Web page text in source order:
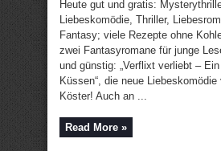
Heute gut und gratis:
Liebeskomödie, Thriller,
Fantasy; viele Rezepte ohne
zwei Fantasyromane für junge
und günstig: „Verflixt verliebt –
Küssen“, die neue Liebeskomödie
Köster! Auch an ...
Read More »